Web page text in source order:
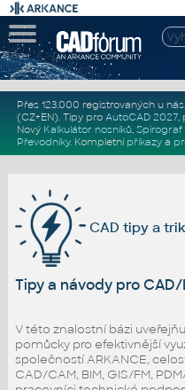
Přes 123.000 registrovaných u
(CZ+EN). Tipy pro AutoCAD 2027,
Nový Kalkulátor nosníků,
Převodníky. Kompletní příkazya
CAD tipy a
Tipy a návody pro
V této znalostní bázi
pomůcky pro efektivnější
společností ARKANCE,
CAD/CAM, BIM, GIS/FM,